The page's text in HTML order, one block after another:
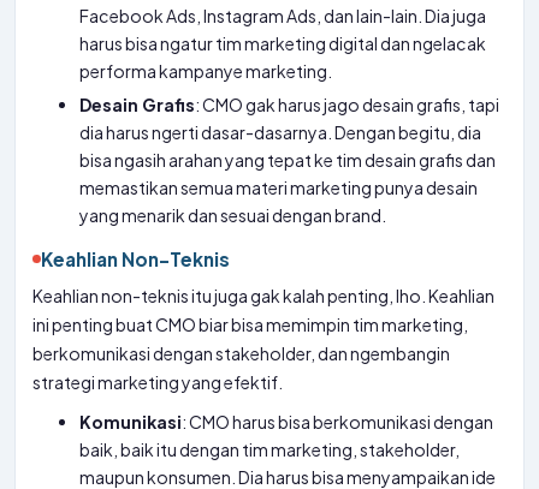
Facebook Ads, Instagram Ads, dan lain-lain. Dia juga
harus bisa ngatur tim marketing digital dan ngelacak
performa kampanye marketing.
Desain Grafis: CMO gak harus jago desain grafis, tapi
dia harus ngerti dasar-dasarnya. Dengan begitu, dia
bisa ngasih arahan yang tepat ke tim desain grafis dan
memastikan semua materi marketing punya desain
yang menarik dan sesuai dengan brand.
Keahlian Non-Teknis
Keahlian non-teknis itu juga gak kalah penting, lho. Keahlian
ini penting buat CMO biar bisa memimpin tim marketing,
berkomunikasi dengan stakeholder, dan ngembangin
strategi marketing yang efektif.
Komunikasi: CMO harus bisa berkomunikasi dengan
baik, baik itu dengan tim marketing, stakeholder,
maupun konsumen. Dia harus bisa menyampaikan ide